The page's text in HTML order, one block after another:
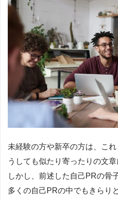
未経験の方や新卒の方は、こ
うしても似たり寄ったりの文
しかし、前述した自己PRの骨
多くの自己PRの中でもきらり